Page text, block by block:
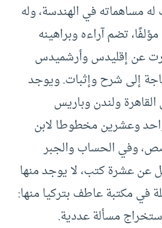
مساهماته في الهندسة، وله
تضم آراءه وبراهينه
عن إقليدس وأرشميدس
إلى شرح وإثبات. ويوجد
ولندن وباريس
وعشرين مخطوطا لابن
وفي الحساب والجبر
عن عشرة كتب، لا يوجد منها
مكتبة عاطف بتركيا منها:
مسألة عددية.